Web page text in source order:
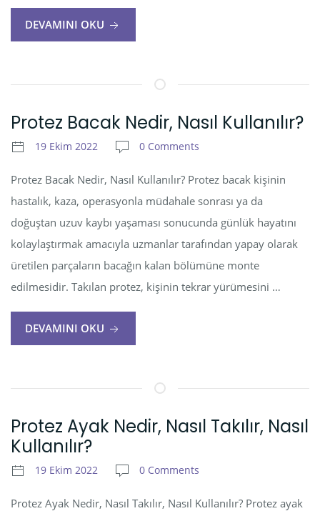
DEVAMINI OKU
Protez Bacak Nedir, Nasıl Kullanılır?
19 Ekim 2022 0 Comments
Protez Bacak Nedir, Nasıl Kullanılır? Protez bacak kişinin
hastalık, kaza, operasyonla müdahale sonrası ya da
doğuştan uzuv kaybı yaşaması sonucunda günlük hayatını
kolaylaştırmak amacıyla uzmanlar tarafından yapay olarak
üretilen parçaların bacağın kalan bölümüne monte
edilmesidir. Takılan protez, kişinin tekrar yürümesini …
DEVAMINI OKU
Protez Ayak Nedir, Nasıl Takılır, Nasıl
Kullanılır?
19 Ekim 2022 0 Comments
Protez Ayak Nedir, Nasıl Takılır, Nasıl Kullanılır? Protez ayak